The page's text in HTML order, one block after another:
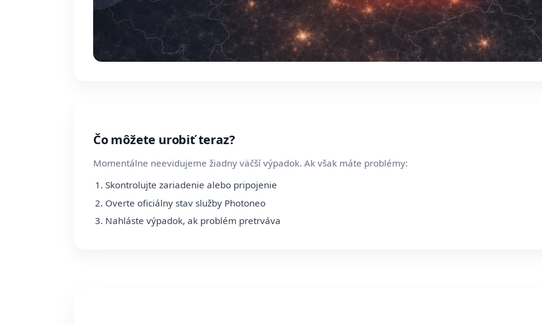
Čo môžete urobiť teraz?
Momentálne neevidujeme žiadny väčší výpadok. Ak však máte problémy:
Skontrolujte zariadenie alebo pripojenie
Overte oficiálny stav služby Photoneo
Nahláste výpadok, ak problém pretrváva